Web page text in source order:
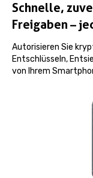
Schnelle,
Freigaben –
Autorisieren Sie
Entschlüsseln,
von Ihrem